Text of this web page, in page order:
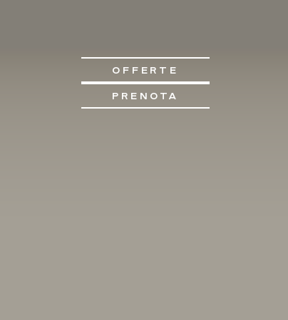
OFFERTE
PRENOTA